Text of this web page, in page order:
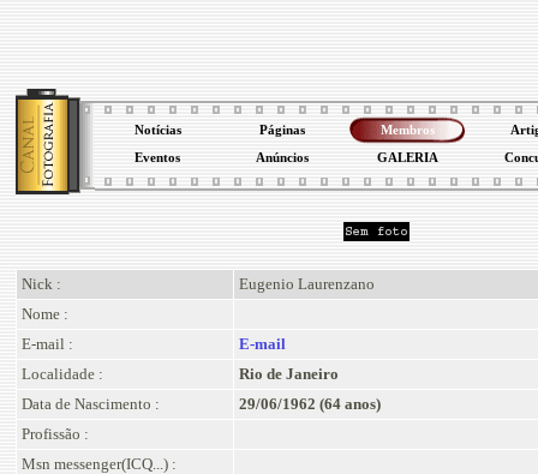
Notícias Páginas Membros
Eventos Anúncios GALERIA
Nick :
Eugenio Laurenzano
Nome :
E-mail :
E-mail
Localidade :
Rio de Janeiro
Data de Nascimento :
29/06/1962 (64 anos)
Profissão :
Msn messenger(ICQ...) :